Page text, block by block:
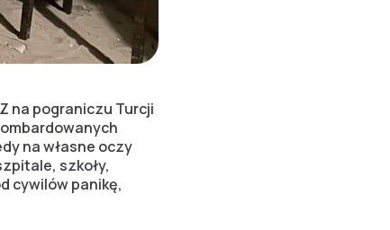
na pograniczu Turcji
na własne oczy
szkoły,
cywilów panikę,